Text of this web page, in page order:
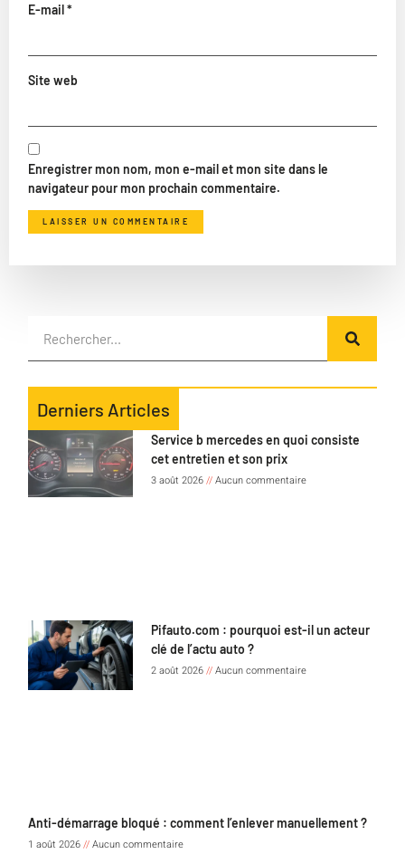
E-mail*
Site web
Enregistrer mon nom, mon e-mail et mon site dans le
navigateur pour mon prochain commentaire.
Derniers Articles
Service b mercedes en quoi consiste
cet entretien et son prix
3 août 2026 Aucun commentaire
Pifauto.com : pourquoi est-il un acteur
clé de l’actu auto ?
2 août 2026 Aucun commentaire
Anti-démarrage bloqué : comment l’enlever manuellement ?
1 août 2026
Aucun commentaire